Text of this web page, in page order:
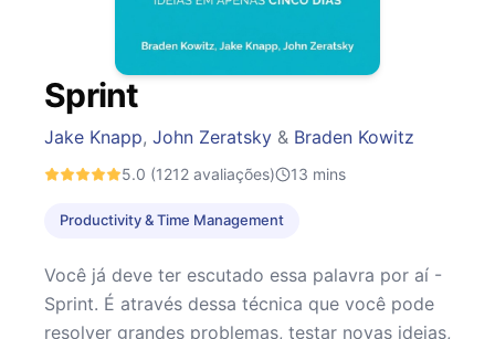
Sprint
Jake Knapp, John Zeratsky & Braden Kowitz
5.0 (1212 avaliações) 13 mins
Productivity & Time Management
Você já deve ter escutado essa palavra por aí -
Sprint. É através dessa técnica que você pode
resolver grandes problemas, testar novas ideias,